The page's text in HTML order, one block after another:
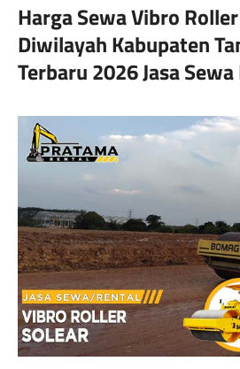
Harga Sewa Vibro
Diwilayah Kabupaten
Terbaru 2026 Jasa